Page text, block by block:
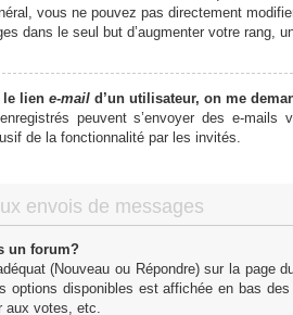
vous ne pouvez pas directement
dans le seul but d’augmenter votre rang,
le lien e-maild’un utilisateur, on me
peuvent s’envoyer des e-
de la fonctionnalité par les invités.
envois de messages
un forum?
(Nouveau ou Répondre) sur la page
options disponibles est affichée en bas
aux votes, etc.